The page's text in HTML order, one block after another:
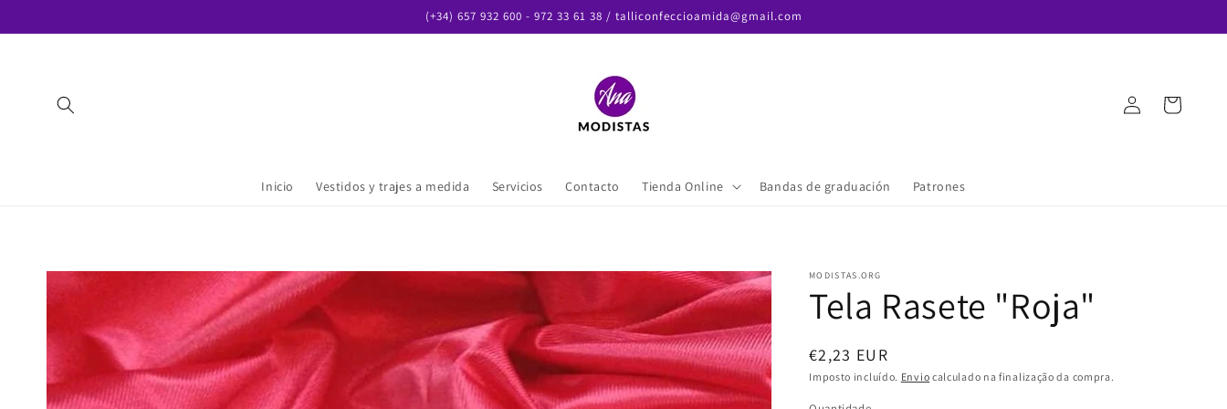
conteúdo
(+34) 657 932 600 - 972 33 61 38 / talliconfeccioamida@gmail.com
Inicio Vestidos y trajes a medida Servicios Contacto Tienda Online Bandas de graduación Patrones
sessão
Carrinho
MODISTAS.ORG
Tela Rasete "Roja"
Preço
normal
€2,23 EUR
Imposto incluído. Envio calculado na finalização da compra.